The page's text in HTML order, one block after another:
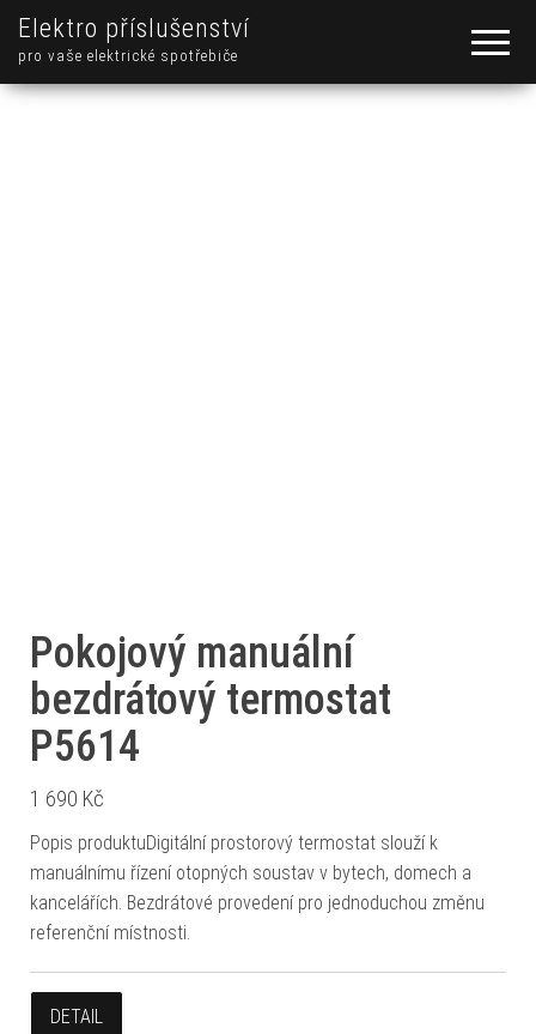
Elektro příslušenství
pro vaše elektrické spotřebiče
Pokojový manuální
bezdrátový termostat
P5614
1 690 Kč
Popis produktuDigitální prostorový termostat slouží k
manuálnímu řízení otopných soustav v bytech, domech a
kancelářích. Bezdrátové provedení pro jednoduchou změnu
referenční místnosti.
DETAIL